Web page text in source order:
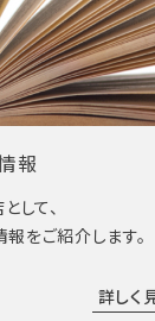
報
して、
をご紹介します。
詳しく